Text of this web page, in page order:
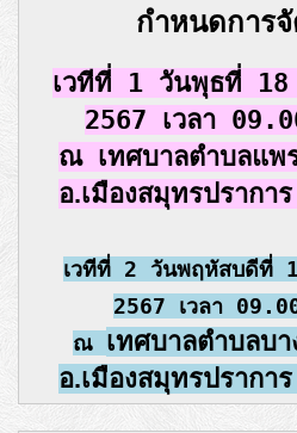
กำหนดการ
เวทีที่ 1 วันพุธที่
2567 เวลา
ณ เทศบาลตำบลแพ
อ.เมืองสมุทรปรากา
เวทีที่ 2 วันพฤหัสบดีที่
2567 เวลา
ณ เทศบาลตำบลบา
อ.เมืองสมุทรปรากา